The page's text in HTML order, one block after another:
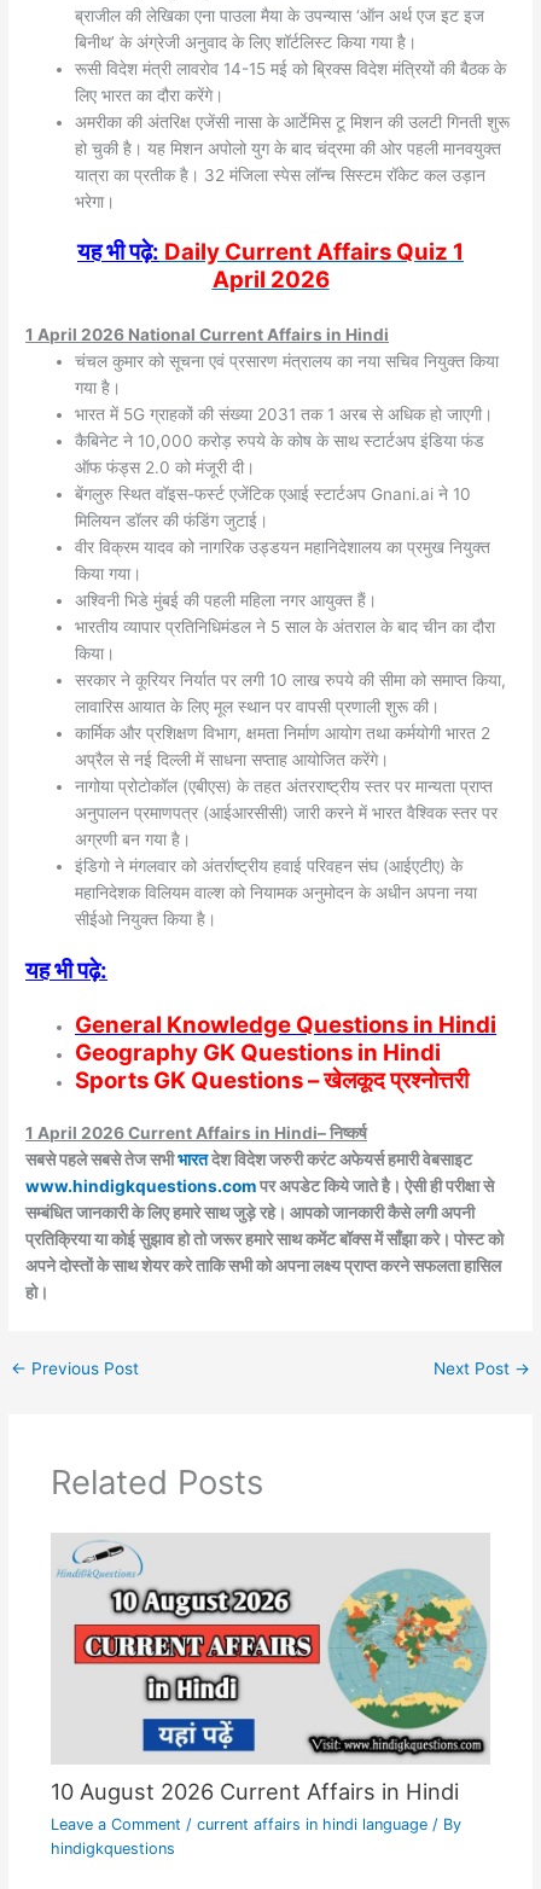
ब्राजील की लेखिका एना पाउला मैया के उपन्यास ‘ऑन अर्थ एज इट इज
बिनीथ’ के अंग्रेजी अनुवाद के लिए शॉर्टलिस्ट किया गया है।
रूसी विदेश मंत्री लावरोव 14-15 मई को ब्रिक्स विदेश मंत्रियों की बैठक के
लिए भारत का दौरा करेंगे।
अमरीका की अंतरिक्ष एजेंसी नासा के आर्टेमिस टू मिशन की उलटी गिनती शुरू
हो चुकी है। यह मिशन अपोलो युग के बाद चंद्रमा की ओर पहली मानवयुक्त
यात्रा का प्रतीक है। 32 मंजिला स्पेस लॉन्च सिस्टम रॉकेट कल उड़ान
भरेगा।
यह भी पढ़े: Daily Current Affairs Quiz 1
April 2026
1 April 2026 NationalCurrent Affairs in Hindi
चंचल कुमार को सूचना एवं प्रसारण मंत्रालय का नया सचिव नियुक्त किया
गया है।
भारत में 5G ग्राहकों की संख्या 2031 तक 1 अरब से अधिक हो जाएगी।
कैबिनेट ने 10,000 करोड़ रुपये के कोष के साथ स्टार्टअप इंडिया फंड
ऑफ फंड्स 2.0 को मंजूरी दी।
बेंगलुरु स्थित वॉइस-फर्स्ट एजेंटिक एआई स्टार्टअप Gnani.ai ने 10
मिलियन डॉलर की फंडिंग जुटाई।
वीर विक्रम यादव को नागरिक उड्डयन महानिदेशालय का प्रमुख नियुक्त
किया गया।
अश्विनी भिडे मुंबई की पहली महिला नगर आयुक्त हैं।
भारतीय व्यापार प्रतिनिधिमंडल ने 5 साल के अंतराल के बाद चीन का दौरा
किया।
सरकार ने कूरियर निर्यात पर लगी 10 लाख रुपये की सीमा को समाप्त किया,
लावारिस आयात के लिए मूल स्थान पर वापसी प्रणाली शुरू की।
कार्मिक और प्रशिक्षण विभाग, क्षमता निर्माण आयोग तथा कर्मयोगी भारत 2
अप्रैल से नई दिल्ली में साधना सप्ताह आयोजित करेंगे।
नागोया प्रोटोकॉल (एबीएस) के तहत अंतरराष्ट्रीय स्तर पर मान्यता प्राप्त
अनुपालन प्रमाणपत्र (आईआरसीसी) जारी करने में भारत वैश्विक स्तर पर
अग्रणी बन गया है।
इंडिगो ने मंगलवार को अंतर्राष्ट्रीय हवाई परिवहन संघ (आईएटीए) के
महानिदेशक विलियम वाल्श को नियामक अनुमोदन के अधीन अपना नया
सीईओ नियुक्त किया है।
यह भी पढ़े:
General Knowledge Questions in Hindi
Geography GK Questions in Hindi
Sports GK Questions – खेलकूद प्रश्नोत्तरी
1 April 2026Current Affairs in Hindi– निष्कर्ष
सबसे पहले सबसे तेज सभीभारतदेश विदेश जरुरी करंट अफेयर्स हमारी वेबसाइट
www.hindigkquestions.comपर अपडेट किये जाते है। ऐसी ही परीक्षा से
सम्बंधित जानकारी के लिए हमारे साथ जुड़े रहे। आपको जानकारी कैसे लगी अपनी
प्रतिक्रिया या कोई सुझाव हो तो जरूर हमारे साथ कमेंट बॉक्स में साँझा करे। पोस्ट को
अपने दोस्तों के साथ शेयर करे ताकि सभी को अपना लक्ष्य प्राप्त करने सफलता हासिल
हो।
← Previous Post Next Post →
Related Posts
10 August 2026 Current Affairs in Hindi
Leave a Comment / current affairs in hindi language/ By
hindigkquestions